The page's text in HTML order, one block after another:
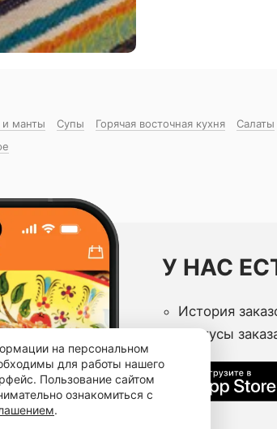
и манты Супы Горячая восточная куxня Салаты
У НАС
История
Статусы
на персональном
для работы нашего
Пользование сайтом
ознакомиться с
.